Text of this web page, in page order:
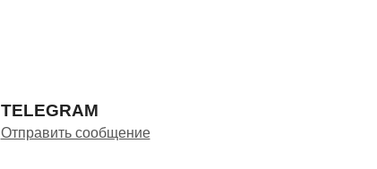
TELEGRAM
Отправить сообщение